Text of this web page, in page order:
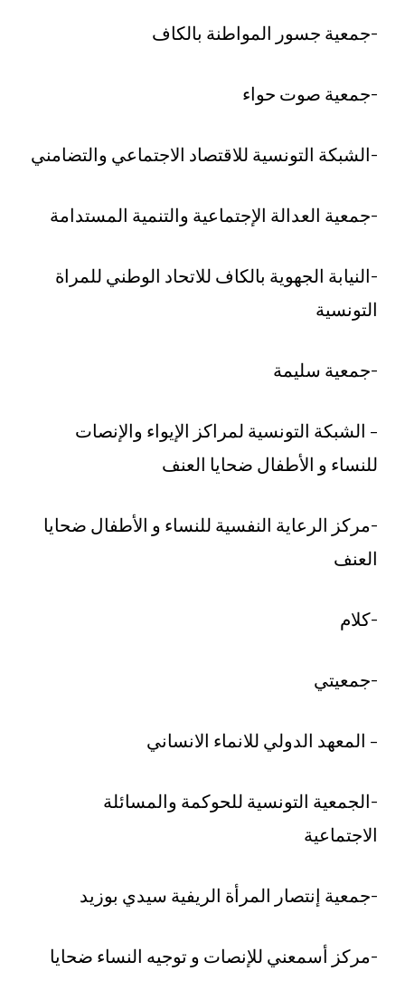
-جمعية جسور المواطنة بالكاف
-جمعية صوت حواء
-الشبكة التونسية للاقتصاد الاجتماعي والتضامني
-جمعية العدالة الإجتماعية والتنمية المستدامة
-النيابة الجهوية بالكاف للاتحاد الوطني للمراة
التونسية
-جمعية سليمة
– الشبكة التونسية لمراكز الإيواء والإنصات
للنساء و الأطفال ضحايا العنف
-مركز الرعاية النفسية للنساء و الأطفال ضحايا
العنف
-كلام
-جمعيتي
– المعهد الدولي للانماء الانساني
-الجمعية التونسية للحوكمة والمسائلة
الاجتماعية
-جمعية إنتصار المرأة الريفية سيدي بوزيد
-مركز أسمعني للإنصات و توجيه النساء ضحايا